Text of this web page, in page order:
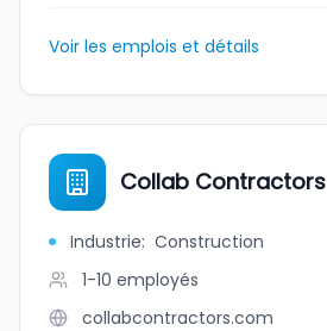
Voir les emplois et détails
Collab Contractors
Industrie: Construction
1-10 employés
collabcontractors.com